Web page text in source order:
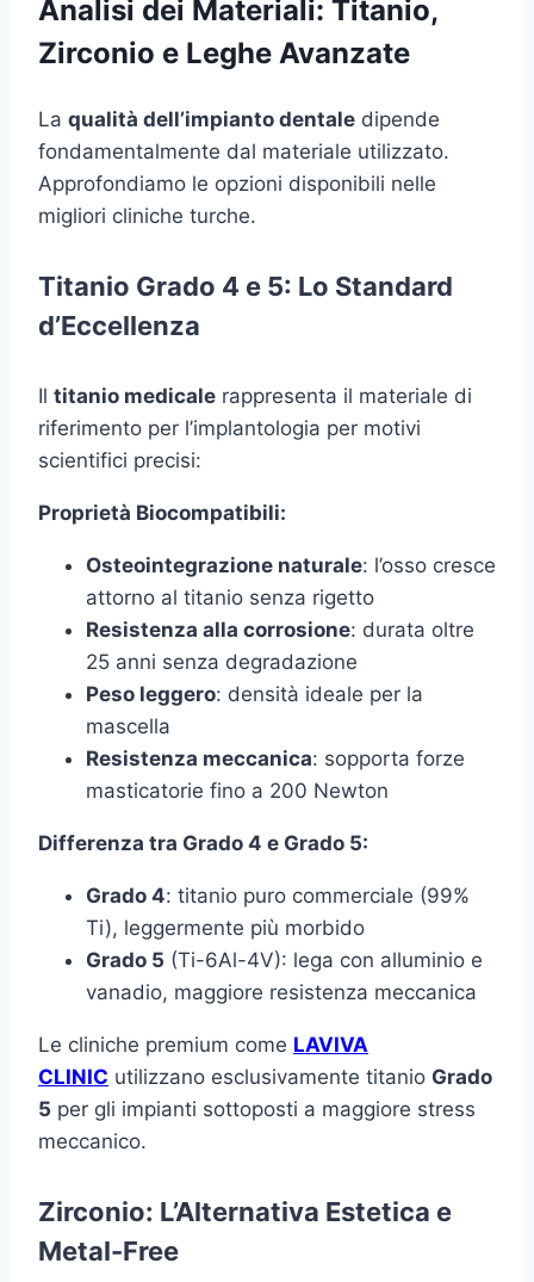
Analisi dei Materiali: Titanio,
Zirconio e Leghe Avanzate
La qualità dell’impianto dentale dipende
fondamentalmente dal materiale utilizzato.
Approfondiamo le opzioni disponibili nelle
migliori cliniche turche.
Titanio Grado 4 e 5: Lo Standard
d’Eccellenza
Il titanio medicale rappresenta il materiale di
riferimento per l’implantologia per motivi
scientifici precisi:
Proprietà Biocompatibili:
Osteointegrazione naturale: l’osso cresce
attorno al titanio senza rigetto
Resistenza alla corrosione: durata oltre
25 anni senza degradazione
Peso leggero: densità ideale per la
mascella
Resistenza meccanica: sopporta forze
masticatorie fino a 200 Newton
Differenza tra Grado 4 e Grado 5:
Grado 4: titanio puro commerciale (99%
Ti), leggermente più morbido
Grado 5 (Ti-6Al-4V): lega con alluminio e
vanadio, maggiore resistenza meccanica
Le cliniche premium come LAVIVA
CLINIC utilizzano esclusivamente titanio Grado
5 per gli impianti sottoposti a maggiore stress
meccanico.
Zirconio: L’Alternativa Estetica e
Metal-Free